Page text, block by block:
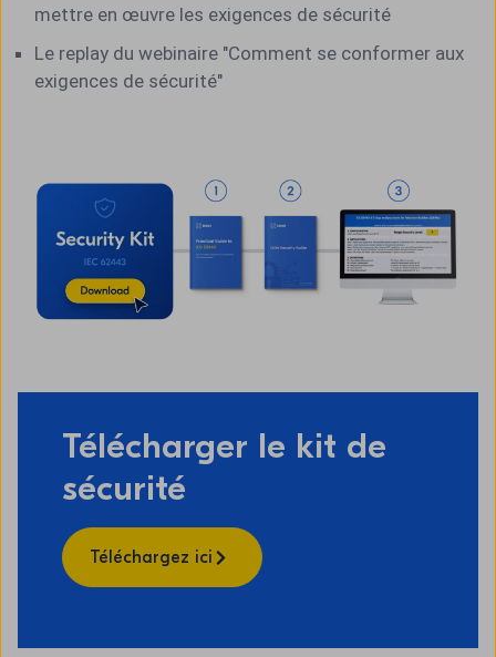
mettre en œuvre les exigences de sécurité
Le replay du webinaire "Comment se conformer aux
exigences de sécurité"
Télécharger le kit de
sécurité
Téléchargez ici